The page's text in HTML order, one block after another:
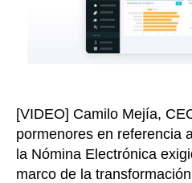
[VIDEO] Camilo Mejía,
pormenores en referencia
la Nómina Electrónica
marco de la